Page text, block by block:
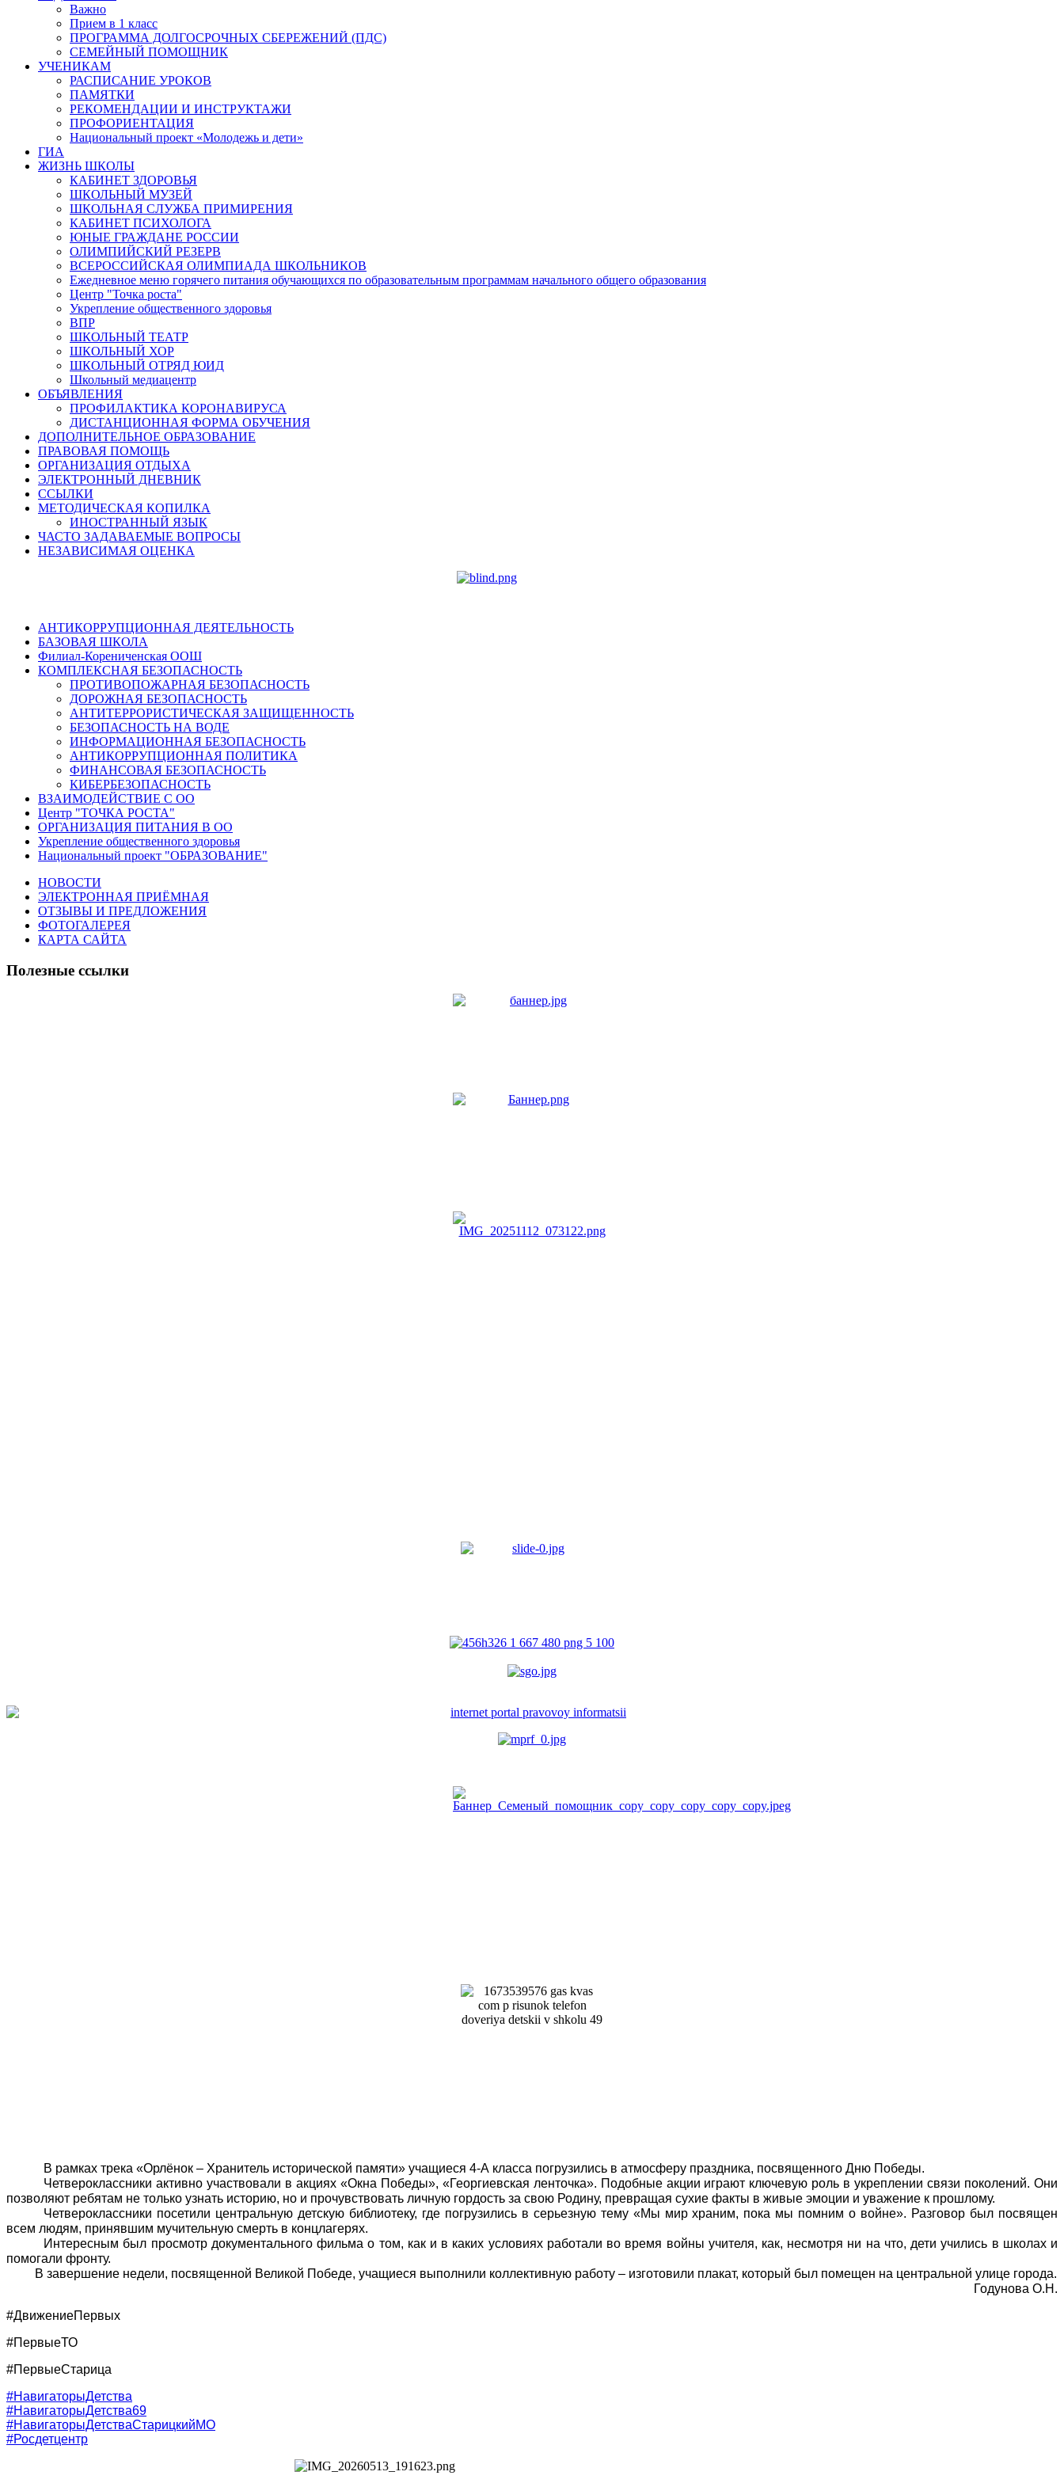
Важно
Прием в 1 класс
ПРОГРАММА ДОЛГОСРОЧНЫХ СБЕРЕЖЕНИЙ (ПДС)
СЕМЕЙНЫЙ ПОМОЩНИК
УЧЕНИКАМ
РАСПИСАНИЕ УРОКОВ
ПАМЯТКИ
РЕКОМЕНДАЦИИ И ИНСТРУКТАЖИ
ПРОФОРИЕНТАЦИЯ
Национальный проект «Молодежь и дети»
ГИА
ЖИЗНЬ ШКОЛЫ
КАБИНЕТ ЗДОРОВЬЯ
ШКОЛЬНЫЙ МУЗЕЙ
ШКОЛЬНАЯ СЛУЖБА ПРИМИРЕНИЯ
КАБИНЕТ ПСИХОЛОГА
ЮНЫЕ ГРАЖДАНЕ РОССИИ
ОЛИМПИЙСКИЙ РЕЗЕРВ
ВСЕРОССИЙСКАЯ ОЛИМПИАДА ШКОЛЬНИКОВ
Ежедневное меню горячего питания обучающихся по образовательным программам начального общего образования
Центр "Точка роста"
Укрепление общественного здоровья
ВПР
ШКОЛЬНЫЙ ТЕАТР
ШКОЛЬНЫЙ ХОР
ШКОЛЬНЫЙ ОТРЯД ЮИД
Школьный медиацентр
ОБЪЯВЛЕНИЯ
ПРОФИЛАКТИКА КОРОНАВИРУСА
ДИСТАНЦИОННАЯ ФОРМА ОБУЧЕНИЯ
ДОПОЛНИТЕЛЬНОЕ ОБРАЗОВАНИЕ
ПРАВОВАЯ ПОМОЩЬ
ОРГАНИЗАЦИЯ ОТДЫХА
ЭЛЕКТРОННЫЙ ДНЕВНИК
ССЫЛКИ
МЕТОДИЧЕСКАЯ КОПИЛКА
ИНОСТРАННЫЙ ЯЗЫК
ЧАСТО ЗАДАВАЕМЫЕ ВОПРОСЫ
НЕЗАВИСИМАЯ ОЦЕНКА
АНТИКОРРУПЦИОННАЯ ДЕЯТЕЛЬНОСТЬ
БАЗОВАЯ ШКОЛА
Филиал-Корениченская ООШ
КОМПЛЕКСНАЯ БЕЗОПАСНОСТЬ
ПРОТИВОПОЖАРНАЯ БЕЗОПАСНОСТЬ
ДОРОЖНАЯ БЕЗОПАСНОСТЬ
АНТИТЕРРОРИСТИЧЕСКАЯ ЗАЩИЩЕННОСТЬ
БЕЗОПАСНОСТЬ НА ВОДЕ
ИНФОРМАЦИОННАЯ БЕЗОПАСНОСТЬ
АНТИКОРРУПЦИОННАЯ ПОЛИТИКА
ФИНАНСОВАЯ БЕЗОПАСНОСТЬ
КИБЕРБЕЗОПАСНОСТЬ
ВЗАИМОДЕЙСТВИЕ С ОО
Центр "ТОЧКА РОСТА"
ОРГАНИЗАЦИЯ ПИТАНИЯ В ОО
Укрепление общественного здоровья
Национальный проект "ОБРАЗОВАНИЕ"
НОВОСТИ
ЭЛЕКТРОННАЯ ПРИЁМНАЯ
ОТЗЫВЫ И ПРЕДЛОЖЕНИЯ
ФОТОГАЛЕРЕЯ
КАРТА САЙТА
Полезные ссылки
В рамках трека «Орлёнок – Хранитель исторической памяти» учащиеся 4-А класса погрузились в атмосферу праздника, посвященного Дню Победы.
Четвероклассники активно участвовали в акциях «Окна Победы», «Георгиевская ленточка». Подобные акции играют ключевую роль в укреплении связи поколений. Они
позволяют ребятам не только узнать историю, но и прочувствовать личную гордость за свою Родину, превращая сухие факты в живые эмоции и уважение к прошлому.
Четвероклассники посетили центральную детскую библиотеку, где погрузились в серьезную тему «Мы мир храним, пока мы помним о войне». Разговор был посвящен
всем людям, принявшим мучительную смерть в концлагерях.
Интересным был просмотр документального фильма о том, как и в каких условиях работали во время войны учителя, как, несмотря ни на что, дети учились в школах и
помогали фронту.
В завершение недели, посвященной Великой Победе, учащиеся выполнили коллективную работу – изготовили плакат, который был помещен на центральной улице города.
Годунова О.Н.
#ДвижениеПервых
#ПервыеТО
#ПервыеСтарица
#НавигаторыДетства
#НавигаторыДетства69
#НавигаторыДетстваСтарицкийМО
#Росдетцентр